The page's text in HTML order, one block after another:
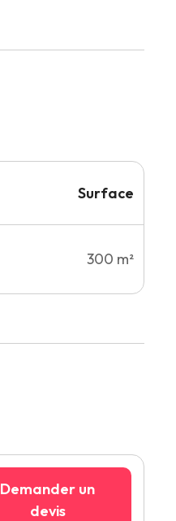
Surface
300 m²
Demander un
devis